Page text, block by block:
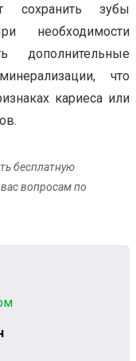
сохранить зубы
необходимости
дополнительные
что
кариеса или
бесплатную
вопросам по